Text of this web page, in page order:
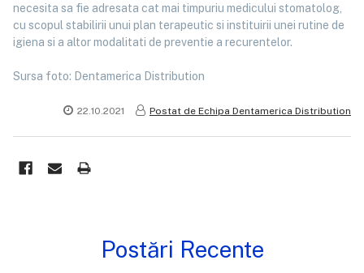
necesita sa fie adresata cat mai timpuriu medicului stomatolog,
cu scopul stabilirii unui plan terapeutic si instituirii unei rutine de
igiena si a altor modalitati de preventie a recurentelor.
Sursa foto: Dentamerica Distribution
22.10.2021 Postat de Echipa Dentamerica Distribution
Postări Recente